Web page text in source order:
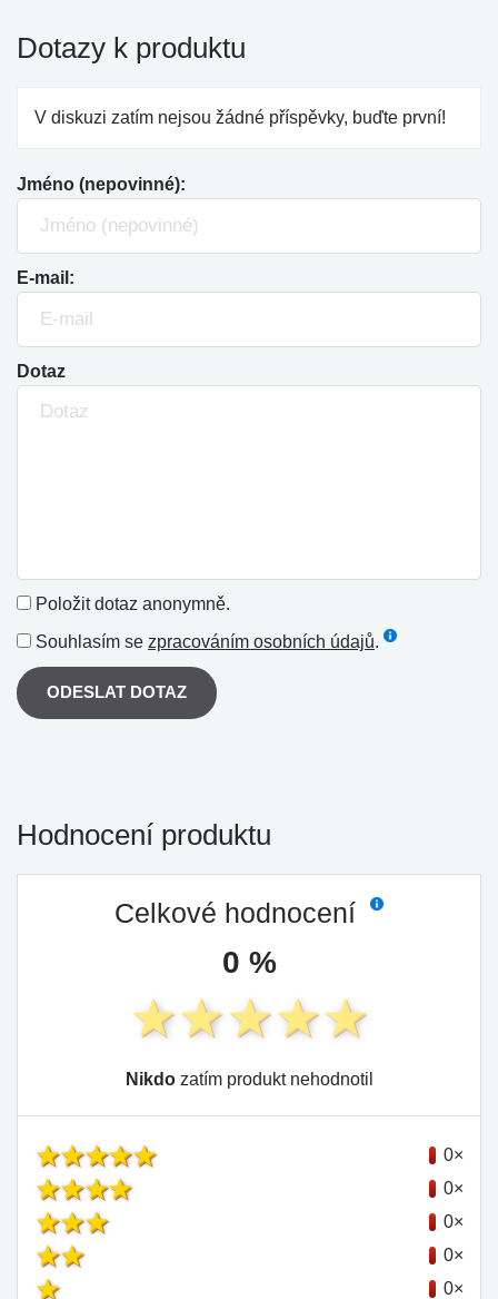
Dotazy k produktu
V diskuzi zatím nejsou žádné příspěvky, buďte první!
Jméno (nepovinné):
E-mail:
Dotaz
Položit dotaz anonymně.
Souhlasím se zpracováním osobních údajů.
ODESLAT DOTAZ
Hodnocení produktu
Celkové hodnocení
0 %
Nikdozatím produkt nehodnotil
0×
0×
0×
0×
0×